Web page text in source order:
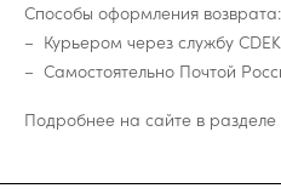
Способы оформления возврата:
Курьером через службу
Самостоятельно Почтой
Подробнее на сайте в разделе